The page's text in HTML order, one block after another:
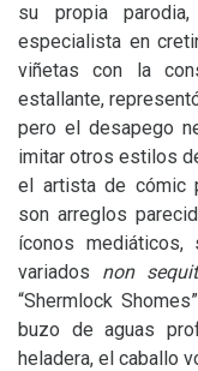
su propia
especialista en
viñetas con la
estallante,
pero el desapego
imitar otros estilos
el artista de cómic
son arreglos
íconos mediáticos,
variados non
“Shermlock
buzo de aguas
heladera, el caballo